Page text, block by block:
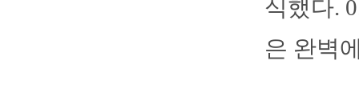
식했다.
은 완벽